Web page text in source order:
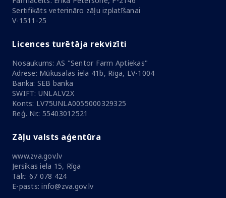
Sertifikāts veterināro zāļu izplatīšanai
V-1511-25
Licences turētāja rekvizīti
Nosaukums: AS "Sentor Farm Aptiekas"
Adrese: Mūkusalas iela 41b, Rīga, LV-1004
Banka: SEB banka
SWIFT: UNLALV2X
Konts: LV75UNLA0055000329325
Reģ. Nr.: 55403012521
Zāļu valsts aģentūra
www.zva.gov.lv
Jersikas iela 15, Rīga
Tālr.: 67 078 424
E-pasts: info@zva.gov.lv